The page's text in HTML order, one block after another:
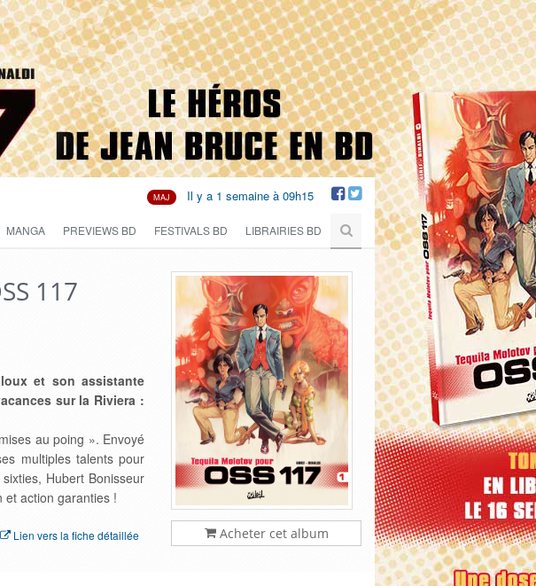
MAJ Il y a 1 semaine à 09h15
MANGA PREVIEWS BD FESTIVALS BD LIBRAIRIES BD
117
et son assistante
sur la Riviera :
au poing ». Envoyé
multiples talents pour
Hubert Bonisseur
et action garanties !
Lien vers la fiche détaillée Acheter cet album